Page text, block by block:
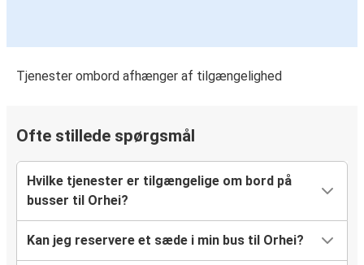
Tjenester ombord afhænger af tilgængelighed
Ofte stillede spørgsmål
Hvilke tjenester er tilgængelige om bord på
busser til Orhei?
Kan jeg reservere et sæde i min bus til Orhei?